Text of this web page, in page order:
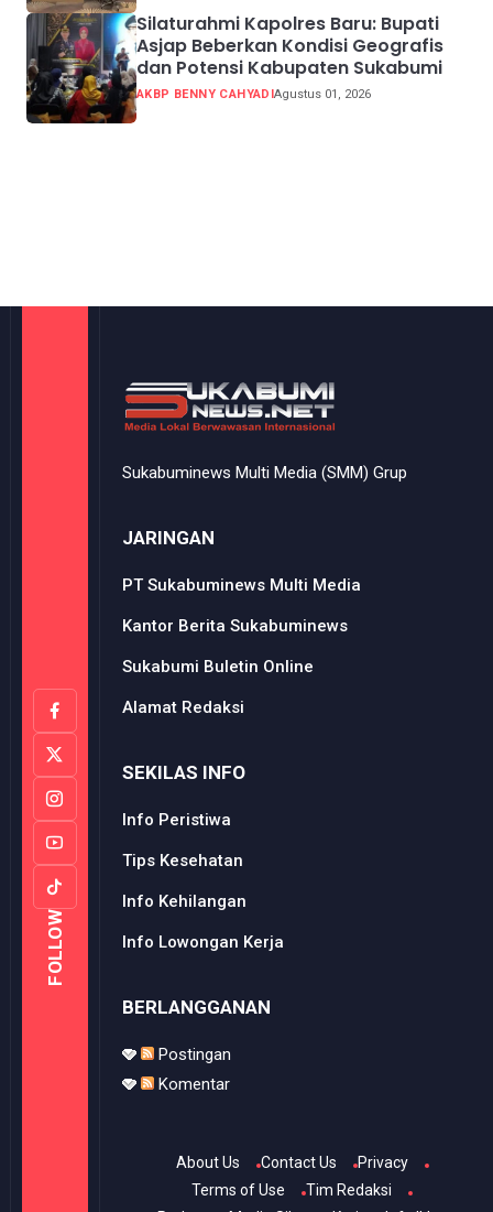
Silaturahmi Kapolres Baru: Bupati
Asjap Beberkan Kondisi Geografis
dan Potensi Kabupaten Sukabumi
AKBP BENNY CAHYADIAgustus 01, 2026
FOLLOW
Sukabuminews Multi Media (SMM) Grup
JARINGAN
PT Sukabuminews Multi Media
Kantor Berita Sukabuminews
Sukabumi Buletin Online
Alamat Redaksi
SEKILAS INFO
Info Peristiwa
Tips Kesehatan
Info Kehilangan
Info Lowongan Kerja
BERLANGGANAN
Postingan
Komentar
About Us Contact Us
Privacy
Terms of Use
Tim Redaksi